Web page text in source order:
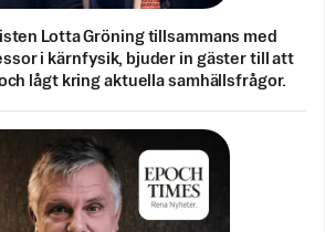
Lotta Gröning tillsammans med
i kärnfysik, bjuder in gäster till att
lågt kring aktuella samhällsfrågor.